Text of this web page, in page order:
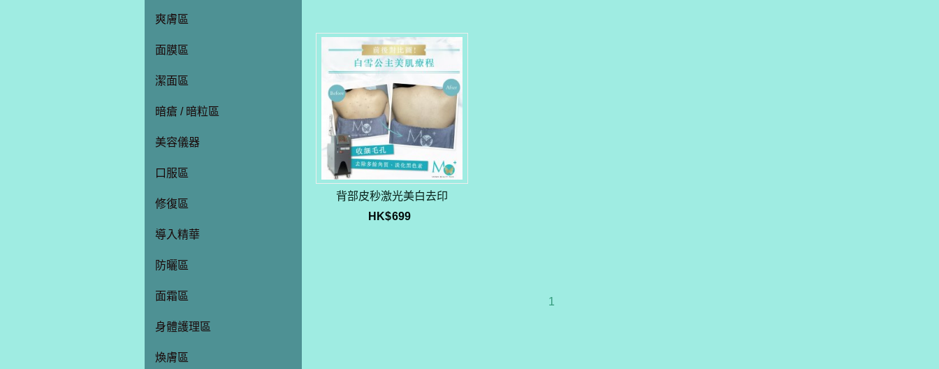
爽膚區
面膜區
潔面區
暗瘡 / 暗粒區
美容儀器
口服區
修復區
導入精華
防曬區
面霜區
身體護理區
煥膚區
背部皮秒激光美白去印
HK$699
1